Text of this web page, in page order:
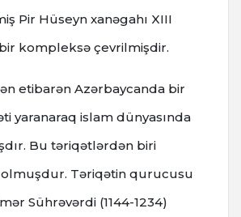
Pir Hüseyn xanəgahı XIII
kompleksə çevrilmişdir.
etibarən Azərbaycanda bir
yaranaraq islam dünyasında
Bu təriqətlərdən biri
Təriqətin qurucusu
Sührəvərdi (1144-1234)